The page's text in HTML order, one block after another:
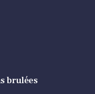
brulées